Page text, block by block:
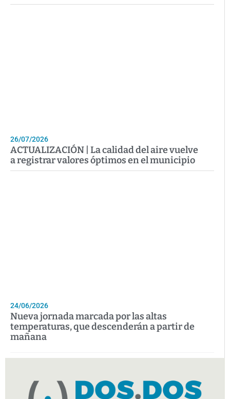
26/07/2026
ACTUALIZACIÓN | La calidad del aire vuelve
a registrar valores óptimos en el municipio
24/06/2026
Nueva jornada marcada por las altas
temperaturas, que descenderán a partir de
mañana